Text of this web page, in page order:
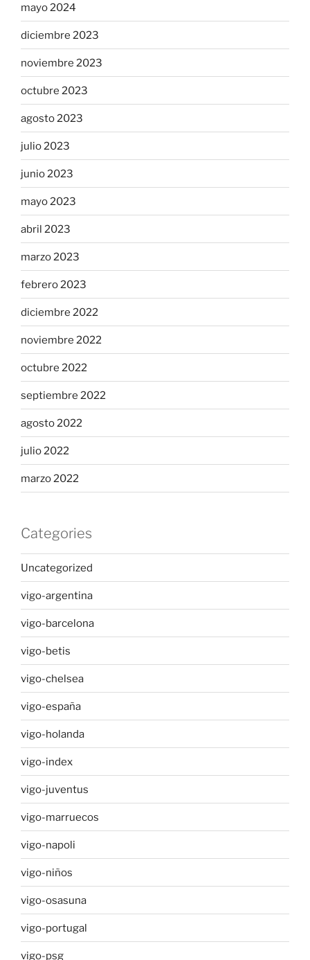
mayo 2024
diciembre 2023
noviembre 2023
octubre 2023
agosto 2023
julio 2023
junio 2023
mayo 2023
abril 2023
marzo 2023
febrero 2023
diciembre 2022
noviembre 2022
octubre 2022
septiembre 2022
agosto 2022
julio 2022
marzo 2022
Categories
Uncategorized
vigo-argentina
vigo-barcelona
vigo-betis
vigo-chelsea
vigo-españa
vigo-holanda
vigo-index
vigo-juventus
vigo-marruecos
vigo-napoli
vigo-niños
vigo-osasuna
vigo-portugal
vigo-psg